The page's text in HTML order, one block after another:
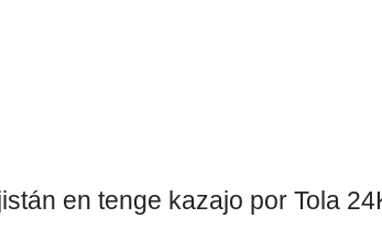
en tenge kazajo por Tola